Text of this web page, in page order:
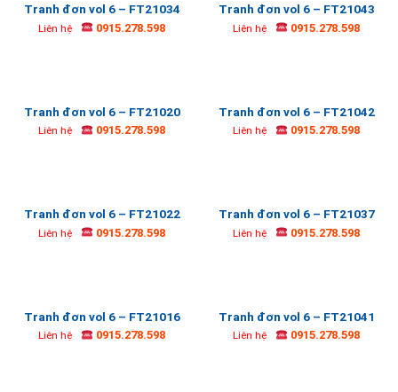
Tranh đơn vol 6 – FT21034
Liên hệ 0915.278.598
Tranh đơn vol 6 – FT21043
Liên hệ 0915.278.598
Tranh đơn vol 6 – FT21020
Liên hệ 0915.278.598
Tranh đơn vol 6 – FT21042
Liên hệ 0915.278.598
Tranh đơn vol 6 – FT21022
Liên hệ 0915.278.598
Tranh đơn vol 6 – FT21037
Liên hệ 0915.278.598
Tranh đơn vol 6 – FT21016
Liên hệ 0915.278.598
Tranh đơn vol 6 – FT21041
Liên hệ 0915.278.598